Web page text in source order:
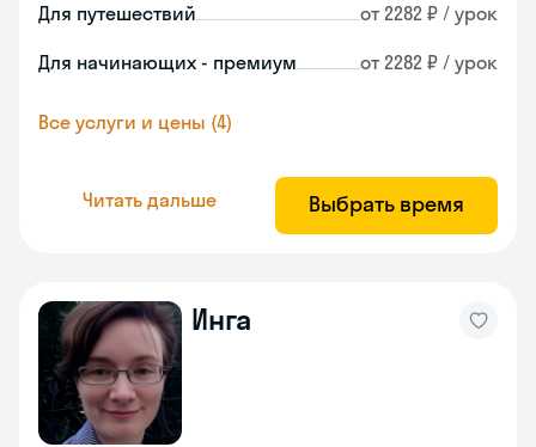
Для путешествий от 2282 ₽ / урок
Для начинающих - премиум от 2282 ₽ / урок
Все услуги и цены (4)
Читать дальше Выбрать время
Инга